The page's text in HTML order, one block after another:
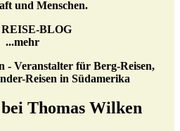
und Menschen.
BLOG
...mehr
Thomas Wilken